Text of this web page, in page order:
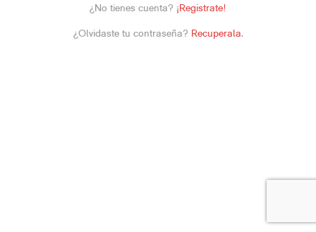
¿No tienes cuenta? ¡Registrate!
¿Olvidaste tu contraseña? Recuperala.